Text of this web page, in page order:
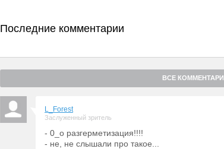
Последние комментарии
ВСЕ
L_Forest
Заслуженный зритель
- 0_о разгерметизация!!!!
- не, не слышали про такое...